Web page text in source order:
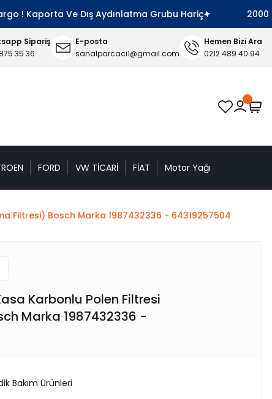
! Kaporta Ve Dış Aydınlatma Grubu Hariç 2000 TL
Sipariş
35 36
E-posta
sanalparcaci1@gmail.com
Hemen Bizi Ara
0212 489 40 94
FORD VW TİCARİ FİAT Motor Yağı
Filtresi) Bosch Marka 1987432336 - 64319257504
Karbonlu Polen Filtresi
Marka 1987432336 -
Bakım Ürünleri